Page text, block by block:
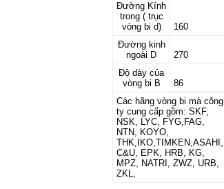
Đường Kính
trong ( trục
vòng bi d)
160
Đường kinh
ngoài D
270
Độ dày của
vòng bi B
86
Các hãng vòng bi mà công
ty cung cấp gồm: SKF,
NSK, LYC, FYG,FAG,
NTN, KOYO,
THK,IKO,TIMKEN,ASAHI,
C&U, EPK, HRB, KG,
MPZ, NATRI, ZWZ, URB,
ZKL,